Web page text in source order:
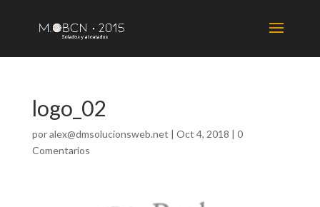
logo_02
poralex@dmsolucionsweb.net | Oct 4, 2018 | 0
Comentarios